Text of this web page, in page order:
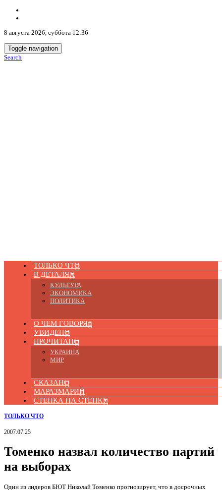
8 августа 2026, суббота 12:36
Toggle navigation
Search
ТОЛЬКО ЧТО
В ДЕТАЛЯХ
КУЛЬТУРА
ЭКОНОМИКА
ПОЛИТИКА
О ЧЕМ ГОВОРЯТ
УВИДЕНО
ПРОЧИТАНО
УКРАИНА
МИР
СКАЗАНО
МАРАЗМАРИЙ
СТЕНКА НА СТЕНКУ
ТОЛЬКО ЧТО
2007.07.25
Томенко назвал количество партий
на выборах
Один из лидеров БЮТ Николай Томенко прогнозирует, что в досрочных